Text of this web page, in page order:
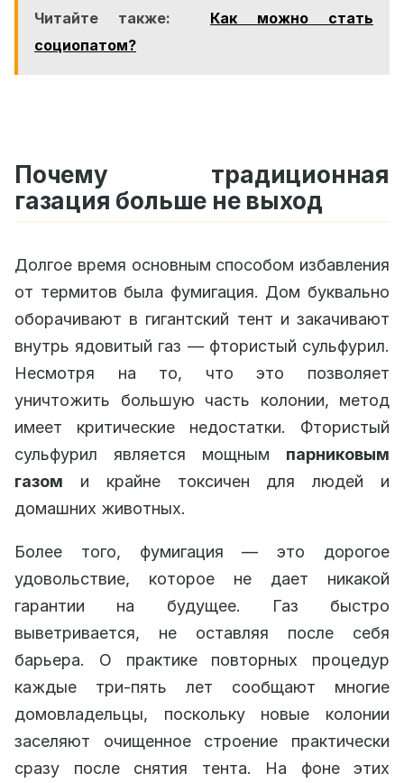
Читайте также:
Как можно стать
социопатом?
Почему традиционная
газация больше не выход
Долгое время основным способом избавления
от термитов была фумигация. Дом буквально
оборачивают в гигантский тент и закачивают
внутрь ядовитый газ — фтористый сульфурил.
Несмотря на то, что это позволяет
уничтожить большую часть колонии, метод
имеет критические недостатки. Фтористый
сульфурил является мощным парниковым
газом и крайне токсичен для людей и
домашних животных.
Более того, фумигация — это дорогое
удовольствие, которое не дает никакой
гарантии на будущее. Газ быстро
выветривается, не оставляя после себя
барьера. О практике повторных процедур
каждые три-пять лет сообщают многие
домовладельцы, поскольку новые колонии
заселяют очищенное строение практически
сразу после снятия тента. На фоне этих